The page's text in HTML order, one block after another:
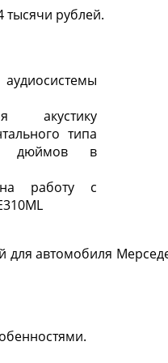
тысячи рублей.
акустику
типа
дюймов в
на работу с
для автомобиля